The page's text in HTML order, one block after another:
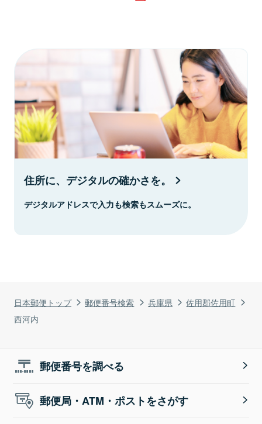
日本郵便トップ 郵便番号検索 兵庫県
佐用郡佐用町
西河内
住所に、デジタルの確かさを。
デジタルアドレスで入力も検索もスムーズに。
郵便番号を調べる
郵便局・ATM・ポストをさがす